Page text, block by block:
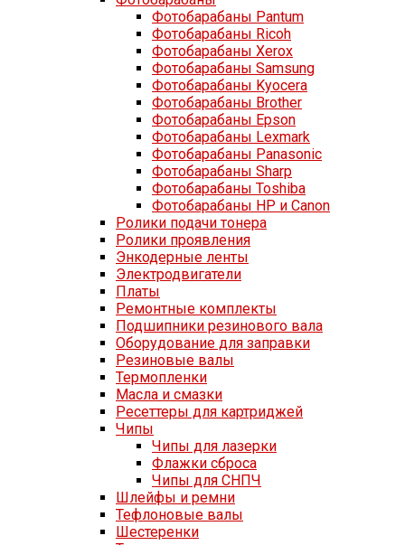
Фотобарабаны Pantum
Фотобарабаны Ricoh
Фотобарабаны Xerox
Фотобарабаны Samsung
Фотобарабаны Kyocera
Фотобарабаны Brother
Фотобарабаны Epson
Фотобарабаны Lexmark
Фотобарабаны Panasonic
Фотобарабаны Sharp
Фотобарабаны Toshiba
Фотобарабаны HP и Canon
Ролики подачи тонера
Ролики проявления
Энкодерные ленты
Электродвигатели
Платы
Ремонтные комплекты
Подшипники резинового вала
Оборудование для заправки
Резиновые валы
Термопленки
Масла и смазки
Ресеттеры для картриджей
Чипы
Чипы для лазерки
Флажки сброса
Чипы для СНПЧ
Шлейфы и ремни
Тефлоновые валы
Шестеренки